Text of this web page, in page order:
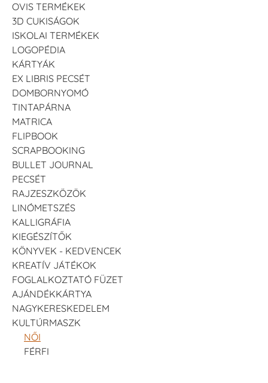
OVIS TERMÉKEK
3D CUKISÁGOK
ISKOLAI TERMÉKEK
LOGOPÉDIA
KÁRTYÁK
EX LIBRIS PECSÉT
DOMBORNYOMÓ
TINTAPÁRNA
MATRICA
FLIPBOOK
SCRAPBOOKING
BULLET JOURNAL
PECSÉT
RAJZESZKÖZÖK
LINÓMETSZÉS
KALLIGRÁFIA
KIEGÉSZÍTŐK
KÖNYVEK - KEDVENCEK
KREATÍV JÁTÉKOK
FOGLALKOZTATÓ FÜZET
AJÁNDÉKKÁRTYA
NAGYKERESKEDELEM
KULTÚRMASZK
NŐI
FÉRFI